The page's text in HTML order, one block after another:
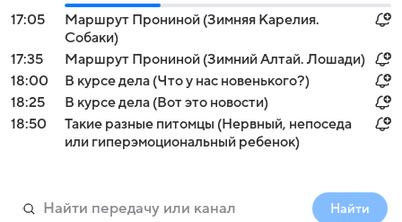
17:05
Маршрут Прониной (Зимняя Карелия.
Собаки)
17:35
Маршрут Прониной (Зимний Алтай. Лошади)
18:00
В курсе дела (Что у нас новенького?)
18:25
В курсе дела (Вот это новости)
18:50
Такие разные питомцы (Нервный, непоседа
или гиперэмоциональный ребенок)
Найти